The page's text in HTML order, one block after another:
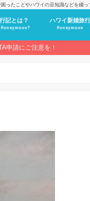
ったことやハワイの豆知識などを綴っ
記とは？ ハワイ新婚旅行
Honeymoon
申請にご注意を！